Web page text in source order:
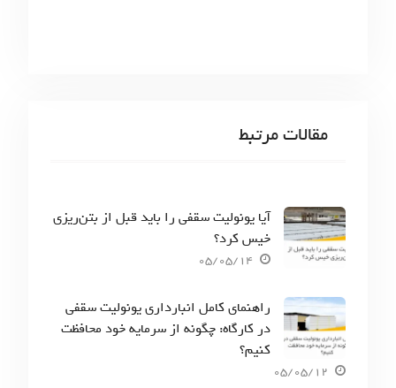
مقالات مرتبط
آیا یونولیت سقفی را باید قبل از بتن‌ریزی
خیس کرد؟
05/05/14
راهنمای کامل انبارداری یونولیت سقفی
در کارگاه: چگونه از سرمایه خود محافظت
کنیم؟
05/05/12